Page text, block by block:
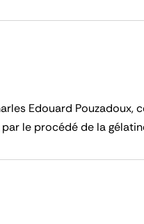
Edouard
le procédé de la